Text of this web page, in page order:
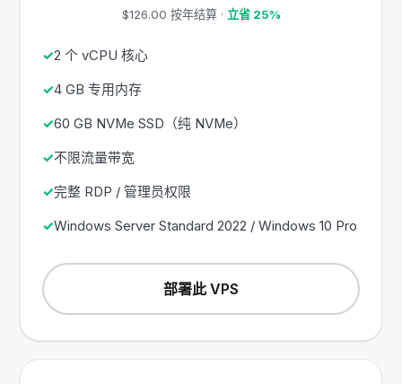
$126.00 按年结算 · 立省 25%
2 个 vCPU 核心
4 GB 专用内存
60 GB NVMe SSD（纯 NVMe）
不限流量带宽
完整 RDP / 管理员权限
Windows Server Standard 2022 / Windows 10 Pro
部署此 VPS